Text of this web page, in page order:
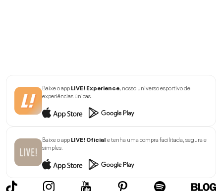
Baixe o appLIVE! Experience , nosso universo esportivo de
experiências únicas.
Baixe o appLIVE! Oficiale tenha uma compra facilitada, segura e
simples.